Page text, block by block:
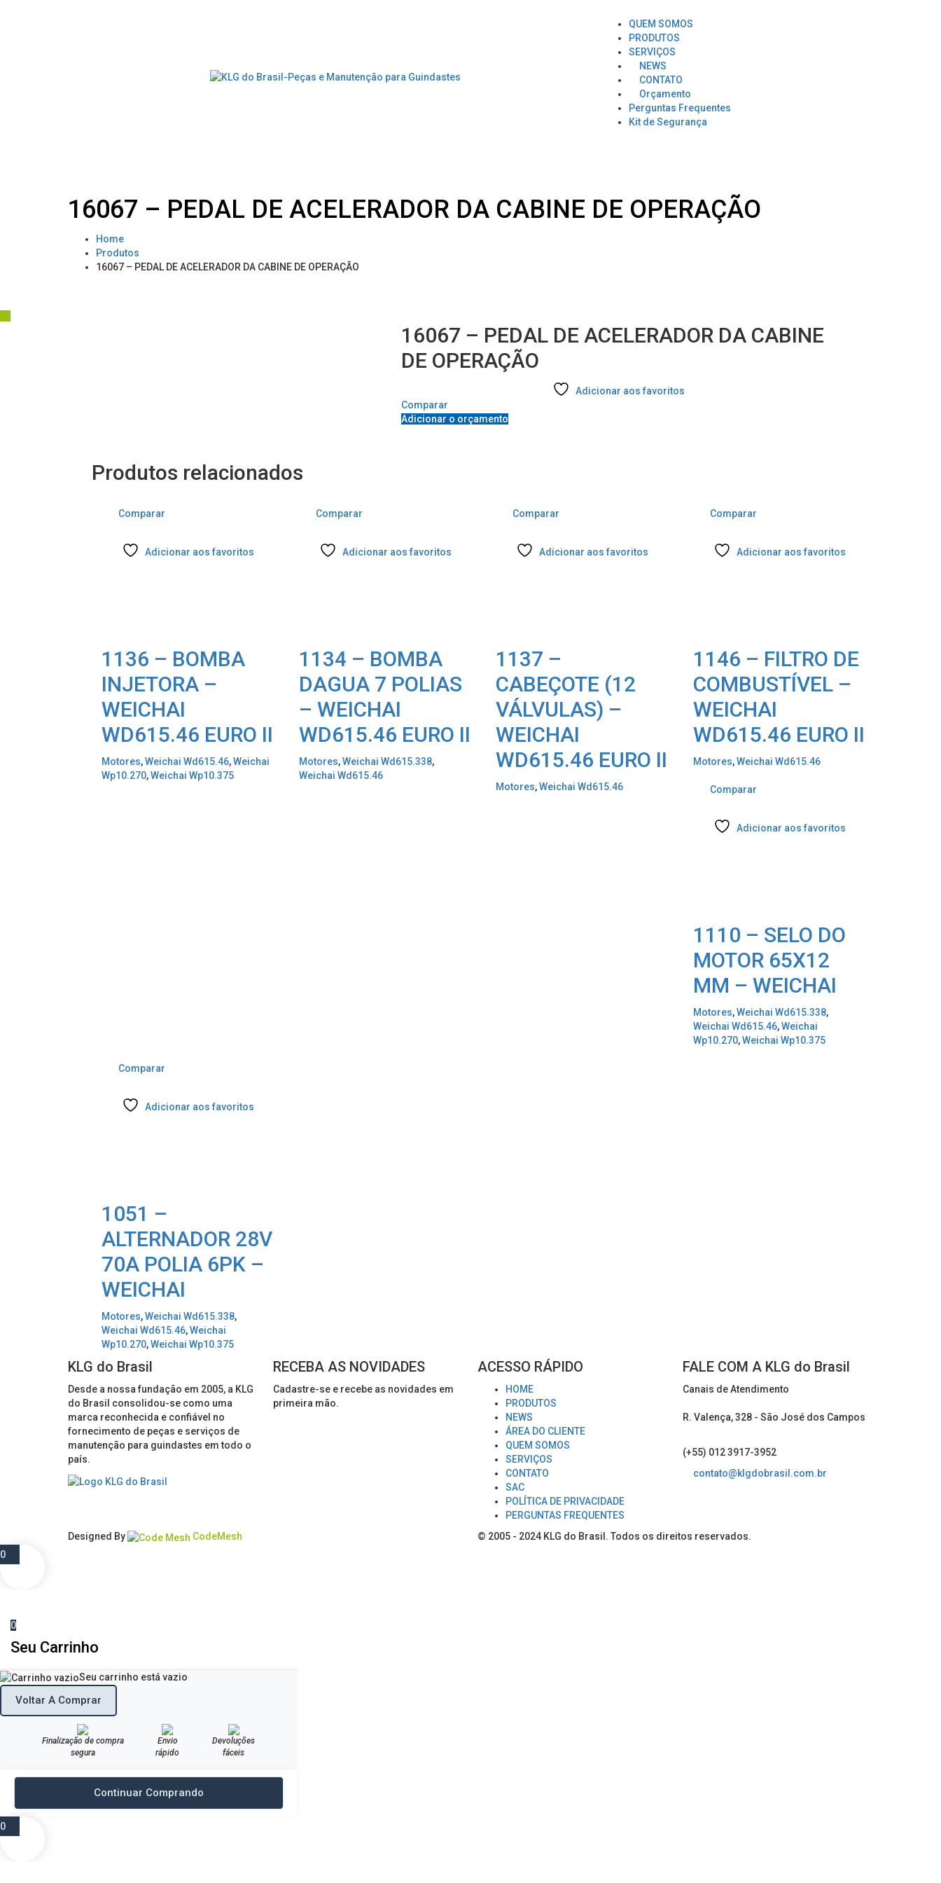
QUEM SOMOS
PRODUTOS
SERVIÇOS
NEWS
CONTATO
Orçamento
Perguntas Frequentes
Kit de Segurança
16067 – PEDAL DE ACELERADOR DA CABINE DE OPERAÇÃO
Home
Produtos
16067 – PEDAL DE ACELERADOR DA CABINE DE OPERAÇÃO
16067 – PEDAL DE ACELERADOR DA CABINE
DE OPERAÇÃO
Adicionar aos favoritos
Comparar
Adicionar o orçamento
Produtos relacionados
Comparar
Adicionar aos favoritos
1136 – BOMBA
INJETORA –
WEICHAI
WD615.46 EURO II
Motores,Weichai Wd615.46,Weichai
Wp10.270,Weichai Wp10.375
Comparar
Adicionar aos favoritos
1134 – BOMBA
DAGUA 7 POLIAS
– WEICHAI
WD615.46 EURO II
Motores,Weichai Wd615.338,
Weichai Wd615.46
Comparar
Adicionar aos favoritos
1137 –
CABEÇOTE (12
VÁLVULAS) –
WEICHAI
WD615.46 EURO II
Motores,Weichai Wd615.46
Comparar
Adicionar aos favoritos
1146 – FILTRO DE
COMBUSTÍVEL –
WEICHAI
WD615.46 EURO II
Motores,Weichai Wd615.46
Comparar
Adicionar aos favoritos
1110 – SELO DO
MOTOR 65X12
MM – WEICHAI
Motores,Weichai Wd615.338,
Weichai Wd615.46,Weichai
Wp10.270,Weichai Wp10.375
Comparar
Adicionar aos favoritos
1051 –
ALTERNADOR 28V
70A POLIA 6PK –
WEICHAI
Motores,Weichai Wd615.338,
Weichai Wd615.46,Weichai
Wp10.270,Weichai Wp10.375
KLG do Brasil
Desde a nossa fundação em 2005, a KLG
do Brasil consolidou-se como uma
marca reconhecida e confiável no
fornecimento de peças e serviços de
manutenção para guindastes em todo o
país.
RECEBA AS NOVIDADES
Cadastre-se e recebe as novidades em
primeira mão.
ACESSO RÁPIDO
HOME
PRODUTOS
NEWS
ÁREA DO CLIENTE
QUEM SOMOS
SERVIÇOS
CONTATO
SAC
POLÍTICA DE PRIVACIDADE
PERGUNTAS FREQUENTES
FALE COM A KLG do Brasil
Canais de Atendimento
R. Valença, 328 - São José dos Campos
(+55) 012 3917-3952
contato@klgdobrasil.com.br
Designed By CodeMesh © 2005 - 2024 KLG do Brasil . Todos os direitos reservados.
0
0
Seu Carrinho
Seu carrinho está vazio
Voltar A Comprar
Finalização de compra
segura
Envio
rápido
Devoluções
fáceis
Continuar Comprando
0